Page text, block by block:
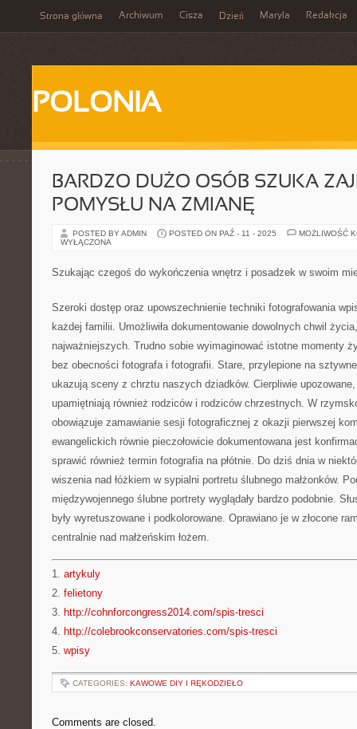
Strona główna Archiwum Cisza Dzień Maryla Redakcja
POLONIA
BARDZO DUŻO OSÓB SZUKA
POMYSŁU NA ZMIANĘ
POSTED BY ADMIN POSTED ON PAŹ - 11 - 2025
MOŻLIWOŚĆ
WYŁĄCZONA
Szukając czegoś do wykończenia wnętrz i posadzek w swoim
Szeroki dostęp oraz upowszechnienie techniki fotografowania
każdej familii. Umożliwiła dokumentowanie dowolnych chwil
najważniejszych. Trudno sobie wyimaginować istotne momenty
bez obecności fotografa i fotografii. Stare, przylepione na
ukazują sceny z chrztu naszych dziadków. Cierpliwie
upamiętniają również rodziców i rodziców chrzestnych. W
obowiązuje zamawianie sesji fotograficznej z okazji pierwszej
ewangelickich równie pieczołowicie dokumentowana jest
sprawić również termin fotografia na płótnie. Do dziś dnia w
wiszenia nad łóżkiem w sypialni portretu ślubnego małżonków.
międzywojennego ślubne portrety wyglądały bardzo podobnie.
były wyretuszowane i podkolorowane. Oprawiano je w złocone
centralnie nad małżeńskim łożem.
1. artykuly
2. felietony
3. http://cohnforcongress2014.com/spis-tresci
4. http://colebrookconservatories.com/spis-tresci
5. wpisy
CATEGORIES: KAWOWE DIY I RĘKODZIEŁO
Comments are closed.